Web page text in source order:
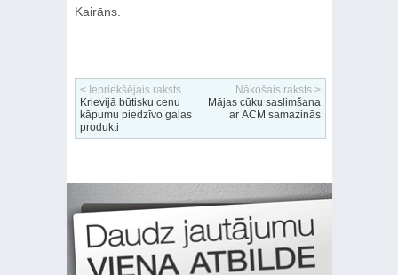
Kairāns.
< Iepriekšējais raksts
Krievijā būtisku cenu
kāpumu piedzīvo gaļas
produkti
Nākošais raksts >
Mājas cūku saslimšana
ar ĀCM samazinās